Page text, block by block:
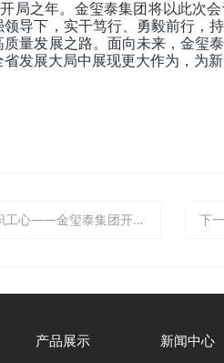
局之年。金玺泰集团将以此次
导下，实干笃行、勇毅前行，
量发展之路。面向未来，金玺
发展大局中展现更大作为，为
泰集团开展新春走访慰问活动 下
产品展示 新闻中心